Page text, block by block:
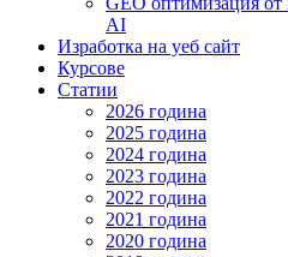
AI
Изработка на уеб сайт
Курсове
Статии
2026 година
2025 година
2024 година
2023 година
2022 година
2021 година
2020 година